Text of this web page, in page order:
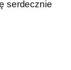
serdecznie